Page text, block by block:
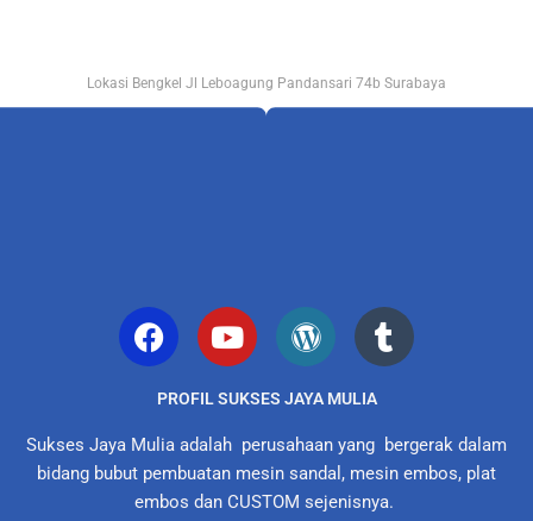
Lokasi Bengkel Jl Leboagung Pandansari 74b Surabaya
PROFIL SUKSES JAYA MULIA
Sukses Jaya Mulia adalah perusahaan yang bergerak dalam
bidang bubut pembuatan mesin sandal, mesin embos, plat
embos dan CUSTOM sejenisnya.